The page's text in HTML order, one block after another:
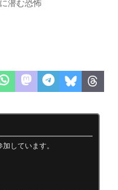
潜む恐怖
しています。